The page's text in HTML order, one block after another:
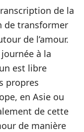
de la
de transformer
de l’amour.
à la
est libre
propres
en Asie ou
de cette
de manière